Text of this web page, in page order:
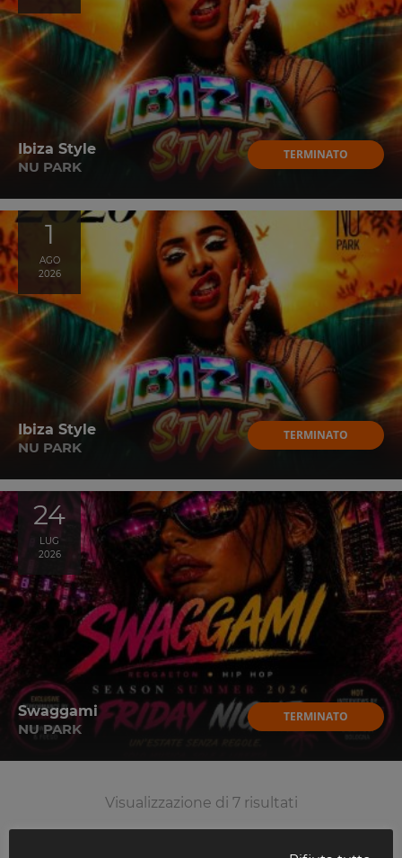
Ibiza Style
NU PARK
TERMINATO
1
AGO
2026
Ibiza Style
NU PARK
TERMINATO
24
LUG
2026
Swaggami
NU PARK
TERMINATO
Visualizzazione di 7 risultati